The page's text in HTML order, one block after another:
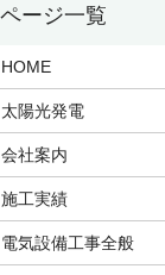
HOME
太陽光発電
会社案内
施工実績
電気設備工事全般